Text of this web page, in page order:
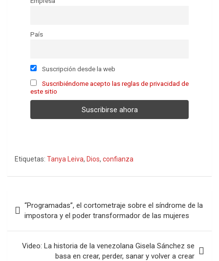
País
Suscripción desde la web
Suscribiéndome acepto las reglas de privacidad de
este sitio
Etiquetas: Tanya Leiva, Dios, confianza
de
entradas
“Programadas”, el cortometraje sobre el síndrome de la
impostora y el poder transformador de las mujeres
Video: La historia de la venezolana Gisela Sánchez se
basa en crear, perder, sanar y volver a crear